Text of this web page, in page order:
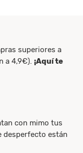
superiores a
a 4,9€). ¡Aquí te
con mimo tus
desperfecto están